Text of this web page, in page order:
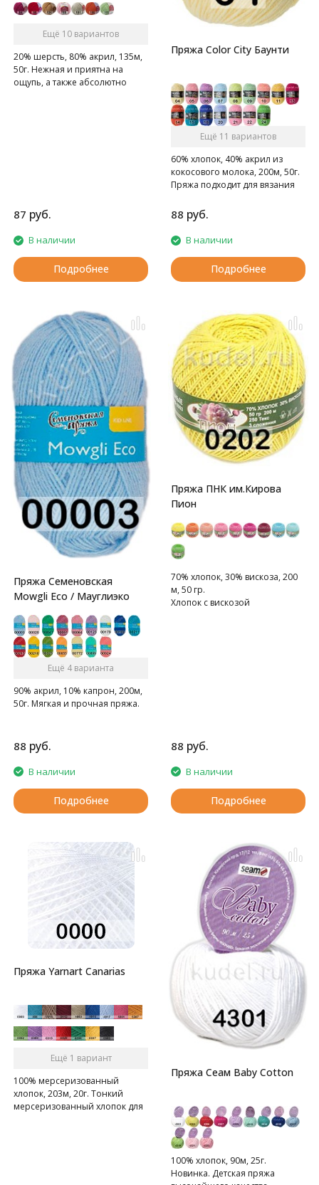
Ещё 10 вариантов
20% шерсть, 80% акрил, 135м,
50г. Нежная и приятна на
ощупь, а также абсолютно
87 руб.
В наличии
Подробнее
Пряжа Color City Баунти
Ещё 11 вариантов
60% хлопок, 40% акрил из
кокосового молока, 200м, 50г.
Пряжа подходит для вязания
вязальной машине.
88 руб.
В наличии
Подробнее
Пряжа Семеновская
Mowgli Eco / Мауглиэко
Ещё 4 варианта
90% акрил, 10% капрон, 200м,
50г. Мягкая и прочная пряжа.
88 руб.
В наличии
Подробнее
Пряжа ПНК им.Кирова
Пион
70% хлопок, 30% вискоза, 200
м, 50 гр.
Хлопок с вискозой
88 руб.
В наличии
Подробнее
Пряжа Yarnart Canarias
Ещё 1 вариант
100% мерсеризованный
хлопок, 203м, 20г. Тонкий
мерсеризованный хлопок для
Пряжа Сеам Baby Cotton
100% хлопок, 90м, 25г.
Новинка. Детская пряжа